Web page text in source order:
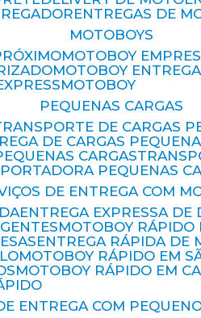
ENTREGAS DE
MOTOBOYS
MOTOBOY
MOTOBOY
MOTOBOY
PEQUENAS CARGAS
TRANSPORTE DE CARGAS
DE CARGAS
CARGAS
PEQUENAS
DE ENTREGA COM
ENTREGA EXPRESSA
MOTOBOY
ENTREGA RÁPIDA
MOTOBOY RÁPIDO EM
MOTOBOY RÁPIDO EM
DE ENTREGA COM